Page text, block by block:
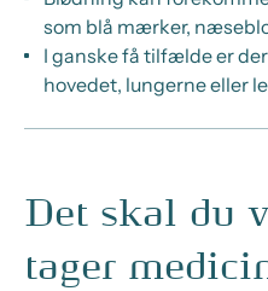
som blå mærker,
I ganske få tilfælde er
hovedet, lungerne eller
Det skal du
tager